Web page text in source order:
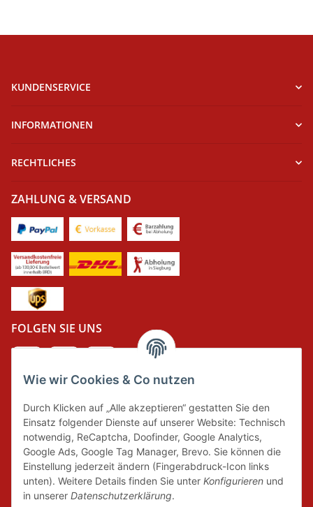
Wie wir Cookies & Co nutzen
Durch Klicken auf „Alle akzeptieren“ gestatten Sie den
Einsatz folgender Dienste auf unserer Website: Technisch
notwendig, ReCaptcha, Doofinder, Google Analytics,
Google Ads, Google Tag Manager, Brevo. Sie können die
Einstellung jederzeit ändern (Fingerabdruck-Icon links
unten). Weitere Details finden Sie unter Konfigurieren und
in unserer Datenschutzerklärung.
KUNDENSERVICE
INFORMATIONEN
RECHTLICHES
ZAHLUNG & VERSAND
FOLGEN SIE UNS
Wir tragen Verantwortung und erfüllen unsere
Pflichten zur Systembeteiligung nach dem
Verpackungsgesetz.
FAIRCOMMERCE